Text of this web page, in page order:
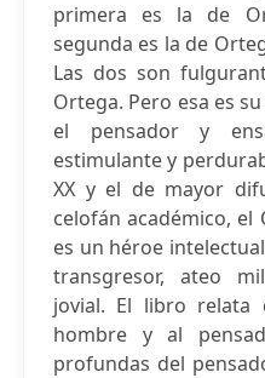
primera es la de
segunda es la de
Las dos son
Ortega. Pero esa es
el pensador y
estimulante y
XX y el de mayor
celofán académico,
es un héroe
transgresor, ateo
jovial. El libro relata
hombre y al
profundas del